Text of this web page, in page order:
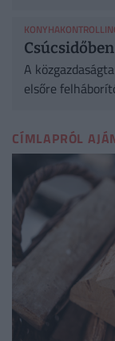
A
elsőre
CÍMLAPRÓL